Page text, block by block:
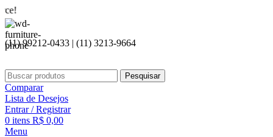
(11) 99212-0433 | (11) 3213-9664
Pesquisar
Comparar
Lista de Desejos
Entrar / Registrar
0 itens R$ 0,00
Menu